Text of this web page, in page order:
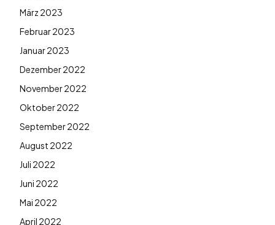
März 2023
Februar 2023
Januar 2023
Dezember 2022
November 2022
Oktober 2022
September 2022
August 2022
Juli 2022
Juni 2022
Mai 2022
April 2022